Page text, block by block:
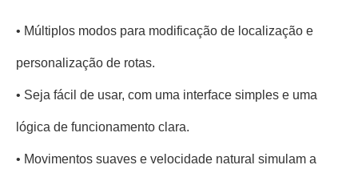
• Múltiplos modos para modificação de localização e
personalização de rotas.
• Seja fácil de usar, com uma interface simples e uma
lógica de funcionamento clara.
• Movimentos suaves e velocidade natural simulam a